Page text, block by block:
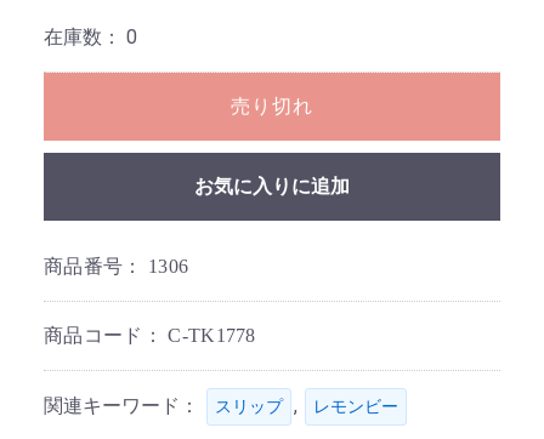
在庫数： 0
売り切れ
お気に入りに追加
商品番号： 1306
商品コード：C-TK1778
関連キーワード： スリップ , レモンビー